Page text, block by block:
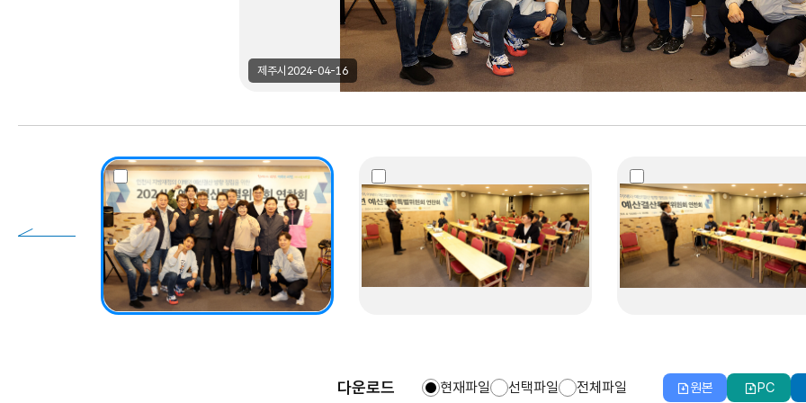
제주시 2024-04-16
다운로드 현재파일 선택파일 전체파일 원본 PC